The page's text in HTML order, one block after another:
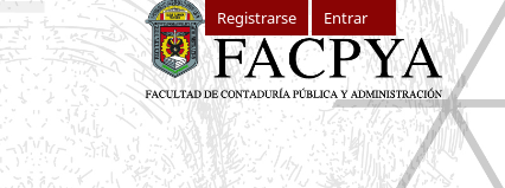
Registrarse Entrar